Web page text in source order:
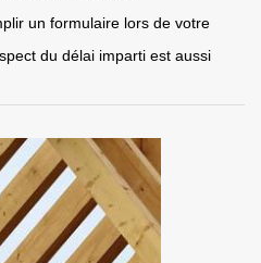
un formulaire lors de votre
du délai imparti est aussi